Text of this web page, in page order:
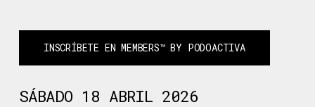
INSCRÍBETE EN MEMBERS™ BY PODOACTIVA
SÁBADO 18 ABRIL 2026